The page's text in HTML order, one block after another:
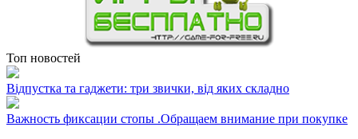
Топ новостей
Відпустка та гаджети: три звички, від яких складно
Важность фиксации стопы .Обращаем внимание при покупке